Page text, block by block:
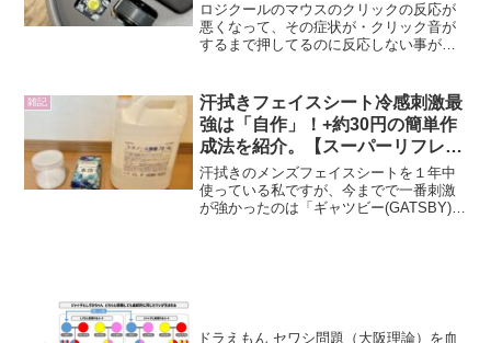
ロジクールのマウスのクリックの反応が
悪くなって、その症状が・クリック音が
するまで押してるのに反応しない事があ
われます。私は3個壊れましたが全部それ
でした。私が直した方法を...
雑記
汗拭きフェイスシート冷感刺激最
強は「自作」！+約30円の簡単作
成法を紹介。【スーパーリフレッ
シュ ギャッツビーを超える】
汗拭きのメンズフェイスシートを１年中
使っている私ですが、今までで一番刺激
が強かったのは「ギャツビー(GATSBY)
ドラえもん セワシ問題（大阪理論）を血